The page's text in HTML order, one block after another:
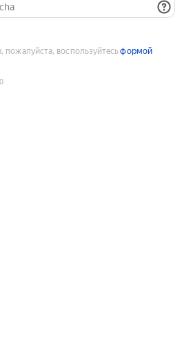
пожалуйста, воспользуйтесьформой